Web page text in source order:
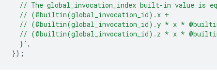
// The global_invocation_index built-in value is
  // (@builtin(global_invocation_id).x +
// (@builtin(global_invocation_id).y * x *
// (@builtin(global_invocation_id).z * x *
  }`
,
});